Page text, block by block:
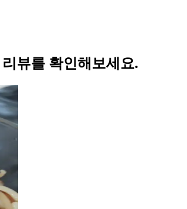
뷰를 확인해보세요.